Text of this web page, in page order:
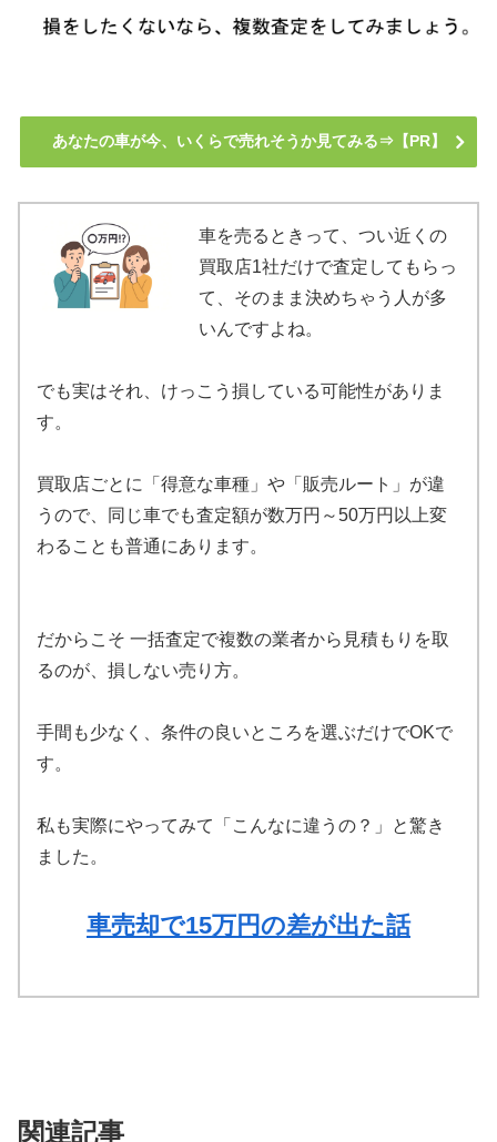
あなたの車が今、いくらで売れそうか見てみる⇒【PR】
車を売るときって、つい近くの
買取店1社だけで査定してもらっ
て、そのまま決めちゃう人が多
いんですよね。
でも実はそれ、けっこう損している可能性がありま
す。
買取店ごとに「得意な車種」や「販売ルート」が違
うので、同じ車でも査定額が数万円～50万円以上変
わることも普通にあります。
だからこそ 一括査定で複数の業者から見積もりを取
るのが、損しない売り方。
手間も少なく、条件の良いところを選ぶだけでOKで
す。
私も実際にやってみて「こんなに違うの？」と驚き
ました。
車売却で15万円の差が出た話
関連記事